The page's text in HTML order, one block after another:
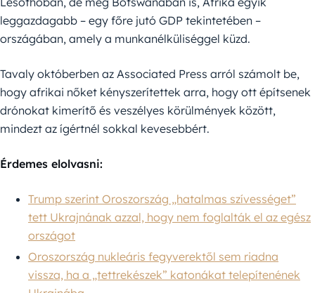
leggazdagabb – egy főre jutó GDP tekintetében –
országában, amely a munkanélküliséggel küzd.
Tavaly októberben az Associated Press arról számolt be,
hogy afrikai nőket kényszerítettek arra, hogy ott építsenek
drónokat kimerítő és veszélyes körülmények között,
mindezt az ígértnél sokkal kevesebbért.
Érdemes elolvasni:
Trump szerint Oroszország „hatalmas szívességet”
tett Ukrajnának azzal, hogy nem foglalták el az egész
országot
Oroszország nukleáris fegyverektől sem riadna
vissza, ha a „tettrekészek” katonákat telepítenének